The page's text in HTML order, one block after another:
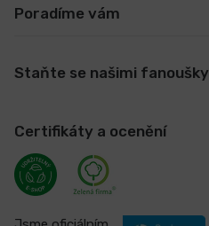
Poradíme vám
Staňte se našimi fanoušky
Certifikáty a ocenění